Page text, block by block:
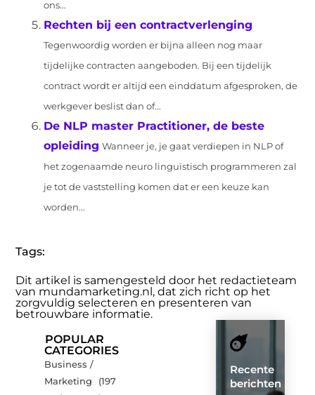
ons...
Rechten bij een contractverlenging
Tegenwoordig worden er bijna alleen nog maar
tijdelijke contracten aangeboden. Bij een tijdelijk
contract wordt er altijd een einddatum afgesproken, de
werkgever beslist dan of...
De NLP master Practitioner, de beste
opleiding Wanneer je, je gaat verdiepen in NLP of
het zogenaamde neuro linguïstisch programmeren zal
je tot de vaststelling komen dat er een keuze kan
worden...
Tags:
Dit artikel is samengesteld door het redactieteam
van mundamarketing.nl, dat zich richt op het
zorgvuldig selecteren en presenteren van
betrouwbare informatie.
POPULAR
CATEGORIES
Business /
Marketing
(197
Recente
berichten